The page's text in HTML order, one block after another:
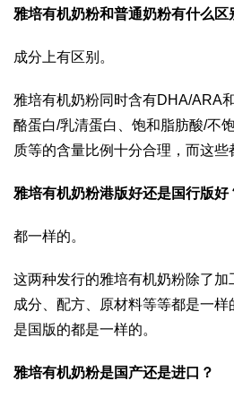
雅培有机奶粉和普通奶粉有什么区
成分上有区别。
雅培有机奶粉同时含有DHA/ARA
酪蛋白/乳清蛋白、饱和脂肪酸/不
质等的含量比例十分合理，而这些
雅培有机奶粉港版好还是国行版好
都一样的。
这两种发行的雅培有机奶粉除了
成分、配方、原材料等等都是一
是国版的都是一样的。
雅培有机奶粉是国产还是进口？